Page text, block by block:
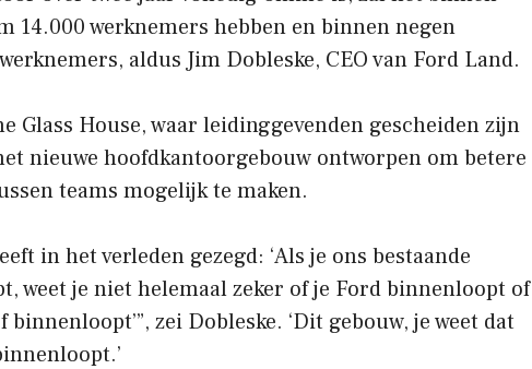
14.000 werknemers hebben en binnen negen
aldus Jim Dobleske, CEO van Ford Land.
Glass House, waar leidinggevenden gescheiden zijn
nieuwe hoofdkantoorgebouw ontworpen om betere
teams mogelijk te maken.
in het verleden gezegd: ‘Als je ons bestaande
weet je niet helemaal zeker of je Ford binnenloopt of
zei Dobleske. ‘Dit gebouw, je weet dat